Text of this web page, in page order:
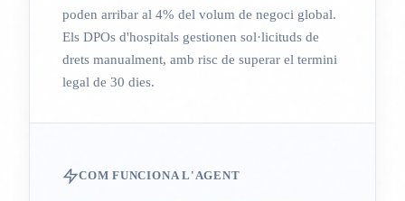
poden arribar al 4% del volum de negoci global.
Els DPOs d'hospitals gestionen sol·licituds de
drets manualment, amb risc de superar el termini
legal de 30 dies.
COM FUNCIONA L'AGENT